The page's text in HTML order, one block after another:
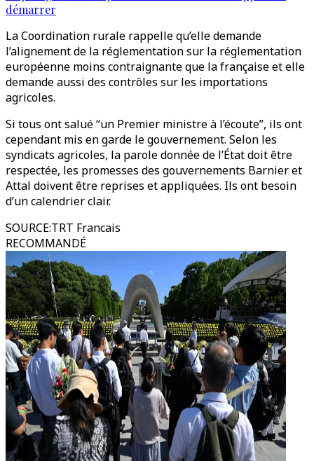
démarrer
La Coordination rurale rappelle qu’elle demande
l’alignement de la réglementation sur la réglementation
européenne moins contraignante que la française et elle
demande aussi des contrôles sur les importations
agricoles.
Si tous ont salué “un Premier ministre à l’écoute”, ils ont
cependant mis en garde le gouvernement. Selon les
syndicats agricoles, la parole donnée de l’État doit être
respectée, les promesses des gouvernements Barnier et
Attal doivent être reprises et appliquées. Ils ont besoin
d’un calendrier clair.
SOURCE:TRT Francais
RECOMMANDÉ